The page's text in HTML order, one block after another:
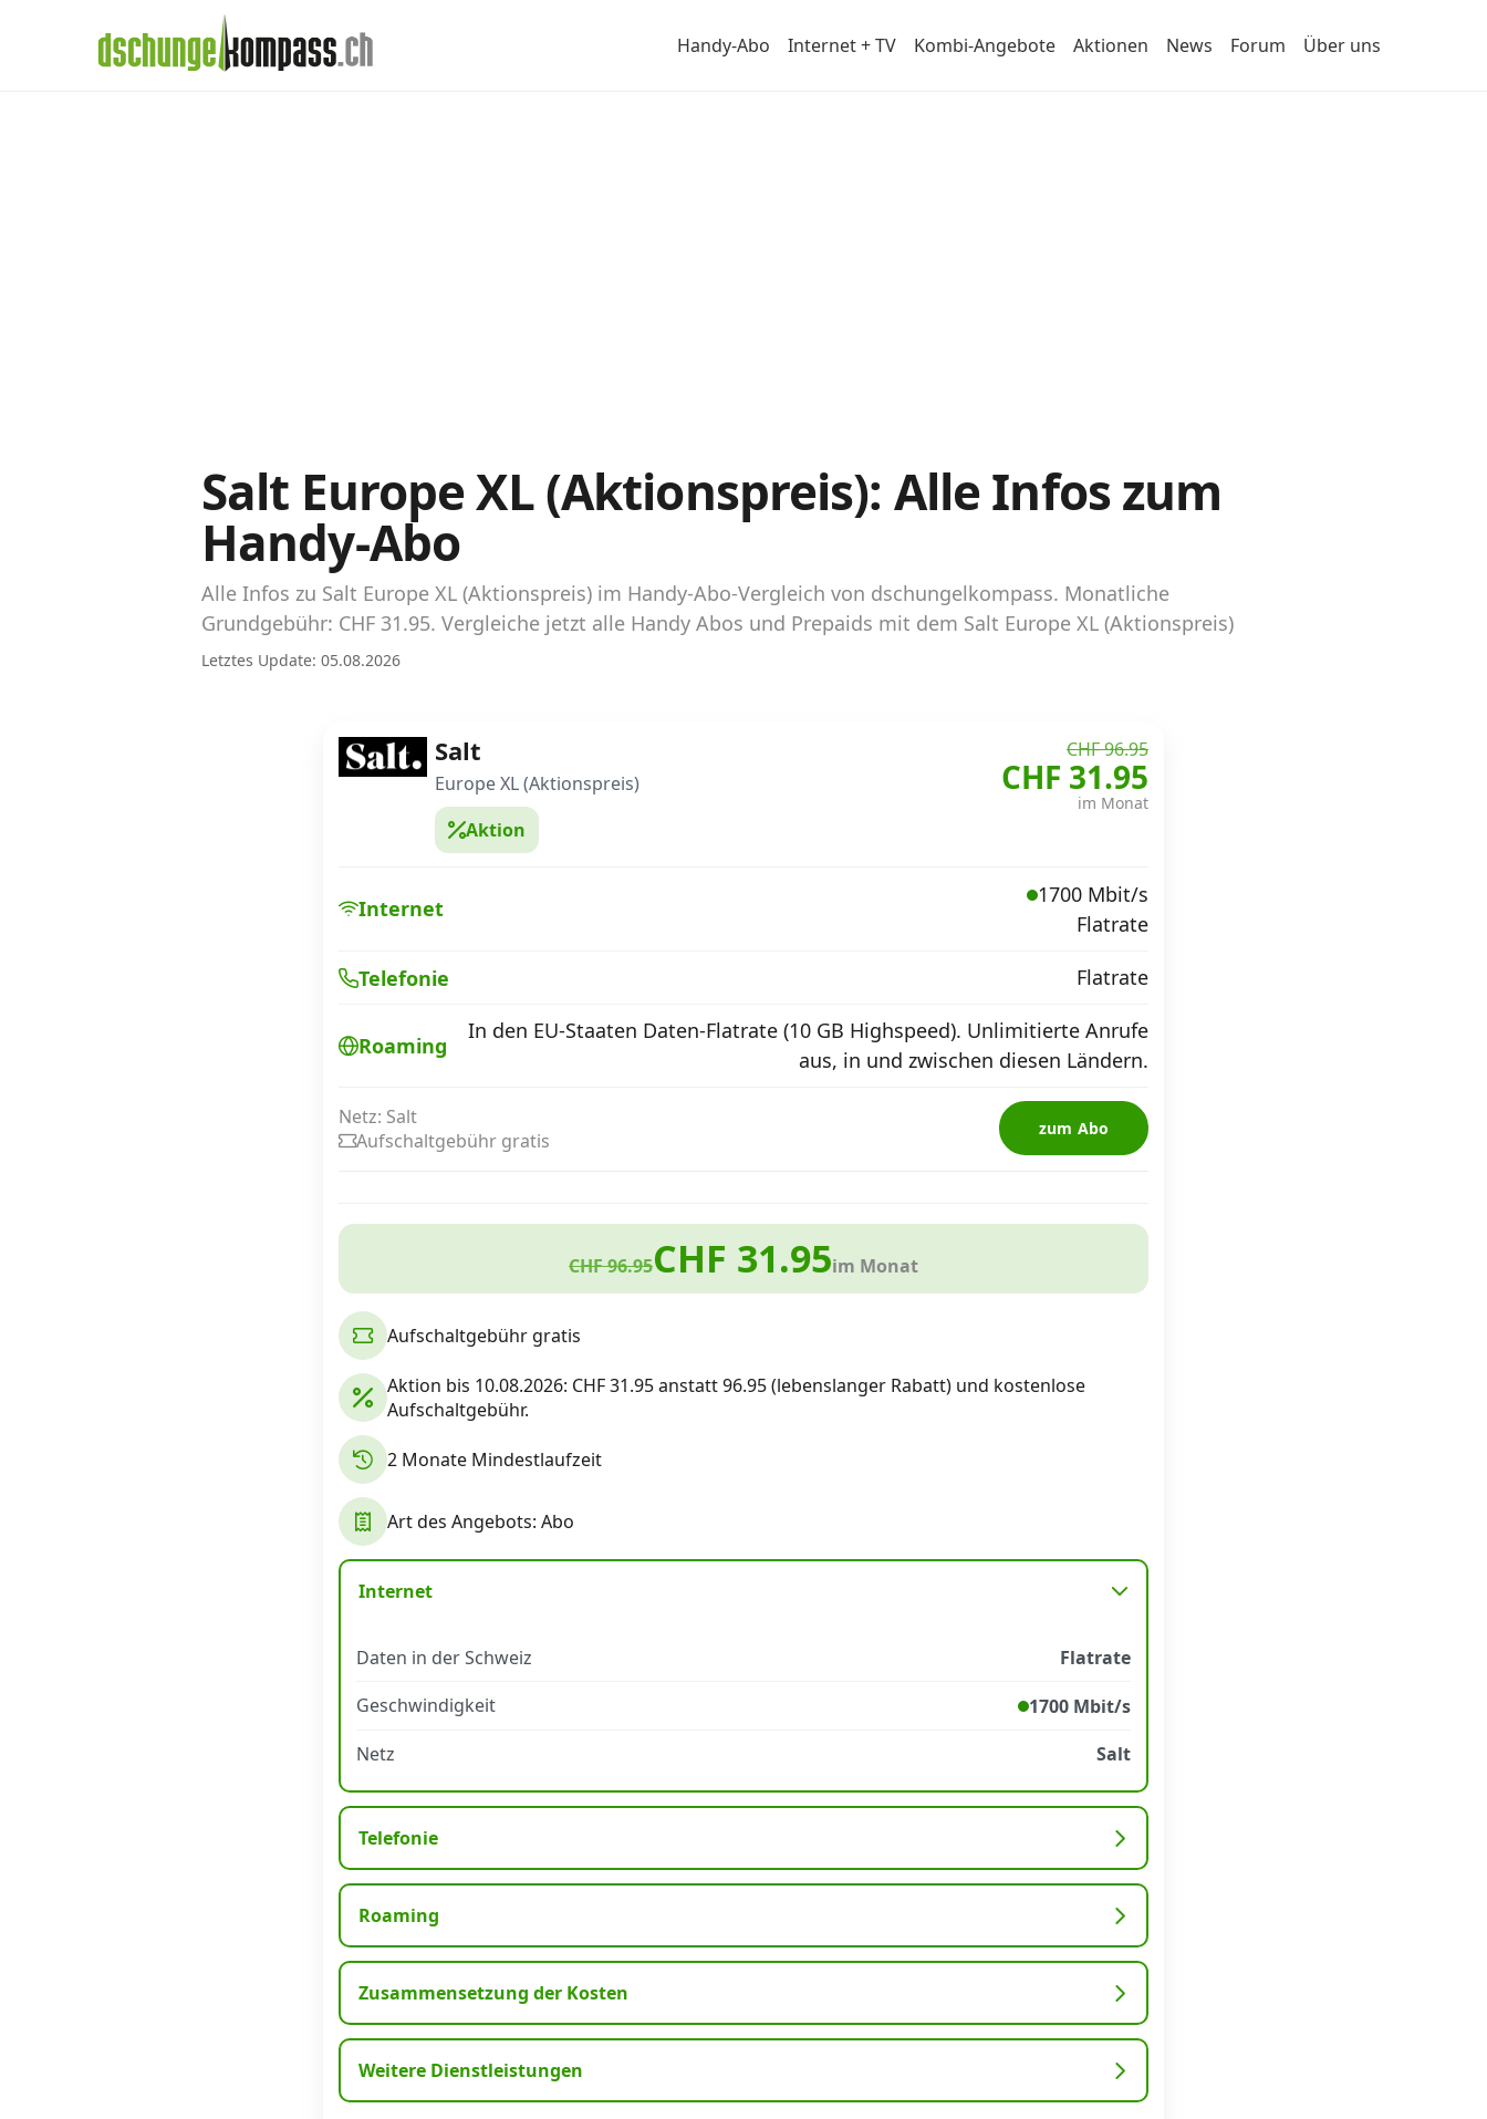
Handy-Abo Internet + TV Kombi-Angebote Aktionen News Forum Über uns
Daten-Abos vergleichen
Abos für Tablets, Hotspots und Smart
Tarifrechner Handy-Abo
Der gute alte Tarifrechner im neuen Design
Salt Europe XL (Aktionspreis): Alle Infos zum
Handy-Abo
Alle Infos zu Salt Europe XL (Aktionspreis) im Handy-Abo-Vergleich von dschungelkompass. Monatliche
Grundgebühr: CHF 31.95. Vergleiche jetzt alle Handy Abos und Prepaids mit dem Salt Europe XL (Aktionspreis)
Letztes Update: 05.08.2026
Salt
Europe XL (Aktionspreis)
Aktion
CHF 96.95
CHF 31.95
im Monat
Internet
1700 Mbit/s
Flatrate
Telefonie Flatrate
Roaming
In den EU-Staaten Daten-Flatrate (10 GB Highspeed). Unlimitierte Anrufe
aus, in und zwischen diesen Ländern.
Netz: Salt
Aufschaltgebühr gratis
zum Abo
CHF 96.95CHF 31.95im Monat
Aufschaltgebühr gratis
Aktion bis 10.08.2026: CHF 31.95 anstatt 96.95 (lebenslanger Rabatt) und kostenlose
Aufschaltgebühr.
2 Monate Mindestlaufzeit
Art des Angebots: Abo
Internet
Daten in der Schweiz
Flatrate
Geschwindigkeit
1700 Mbit/s
Netz
Salt
Telefonie
Roaming
Zusammensetzung der Kosten
Weitere Dienstleistungen